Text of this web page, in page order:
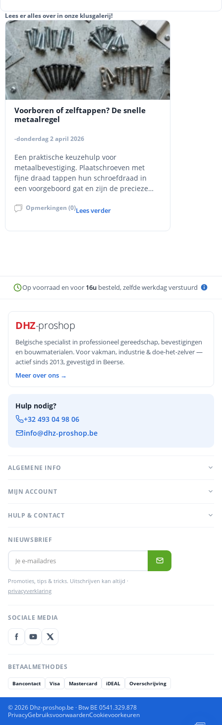
Lees er alles over in onze klusgalerij!
Voorboren of zelftappen? De snelle
metaalregel
-donderdag 2 april 2026
Een praktische keuzehulp voor
metaalbevestiging. Plaatschroeven met
fijne draad tappen hun schroefdraad in
een voorgeboord gat en zijn de precieze
tappen in één beweging en zijn de snelle
zelftappend en zelfborend, de juiste
Opmerkingen (0)Lees verder
Op voorraad en voor 16ubesteld, zelfde werkdag verstuurd
DHZ-proshop
Belgische specialist in professioneel gereedschap, bevestigingen
en bouwmaterialen. Voor vakman, industrie & doe-het-zelver —
actief sinds 2013, gevestigd in Beerse.
Meer over ons →
Hulp nodig?
+32 493 04 98 06
info@dhz-proshop.be
ALGEMENE INFO
MIJN ACCOUNT
HULP & CONTACT
NIEUWSBRIEF
Promoties, tips & tricks. Uitschrijven kan altijd ·
privacyverklaring
SOCIALE MEDIA
BETAALMETHODES
Bancontact Visa Mastercard iDEAL Overschrijving
© 2026 Dhz-proshop.be · Btw BE 0541.329.878
PrivacyGebruiksvoorwaardenCookievoorkeuren